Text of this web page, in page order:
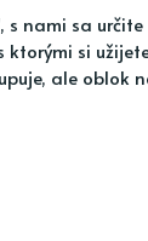
nami sa
ktorými si
ale oblok